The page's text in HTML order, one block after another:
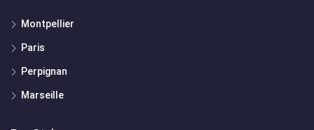
Montpellier
Paris
Perpignan
Marseille